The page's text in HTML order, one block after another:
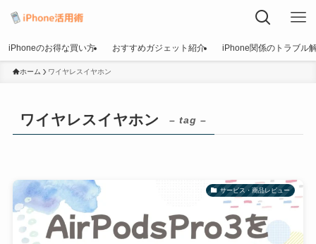
iPhoneのお得な買い方 おすすめガジェット紹介 iPhone関係のトラブル
ホーム ワイヤレスイヤホン
ワイヤレスイヤホン – tag –
サービス・商品レビュー